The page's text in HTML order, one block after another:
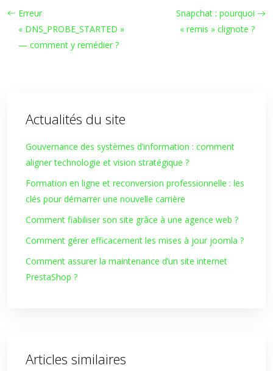
Erreur
« DNS_PROBE_STARTED »
— comment y remédier ?
Snapchat : pourquoi
« remis » clignote ?
Actualités du site
Gouvernance des systèmes d’information : comment
aligner technologie et vision stratégique ?
Formation en ligne et reconversion professionnelle : les
clés pour démarrer une nouvelle carrière
Comment fiabiliser son site grâce à une agence web ?
Comment gérer efficacement les mises à jour joomla ?
Comment assurer la maintenance d’un site internet
PrestaShop ?
Articles similaires